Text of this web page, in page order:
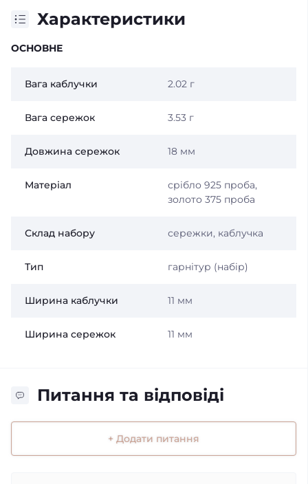
Характеристики
ОСНОВНЕ
Вага каблучки 2.02 г
Вага сережок 3.53 г
Довжина сережок 18 мм
Матеріал
срібло 925 проба,
золото 375 проба
Склад набору сережки, каблучка
Тип гарнітур (набір)
Ширина каблучки 11 мм
Ширина сережок 11 мм
Питання та відповіді
+ Додати питання